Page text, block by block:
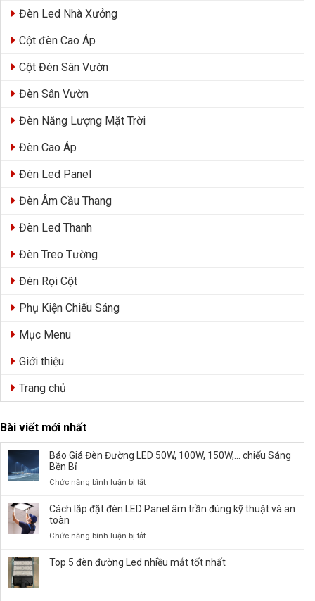
Đèn Led Nhà Xưởng
Cột đèn Cao Áp
Cột Đèn Sân Vườn
Đèn Sân Vườn
Đèn Năng Lượng Mặt Trời
Đèn Cao Áp
Đèn Led Panel
Đèn Âm Cầu Thang
Đèn Led Thanh
Đèn Treo Tường
Đèn Rọi Cột
Phụ Kiện Chiếu Sáng
Mục Menu
Giới thiệu
Trang chủ
Bài viết mới nhất
Báo Giá Đèn Đường LED 50W, 100W, 150W,… chiếu Sáng
Bền Bỉ
Chức năng bình luận bị tắtở
Giá
LED
100W,
Cách lắp đặt đèn LED Panel âm trần đúng kỹ thuật và an
toàn
Chức năng bình luận bị tắtở
lắp
Top 5 đèn đường Led nhiều mắt tốt nhất